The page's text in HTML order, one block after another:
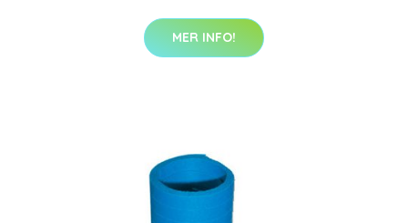
MER INFO!